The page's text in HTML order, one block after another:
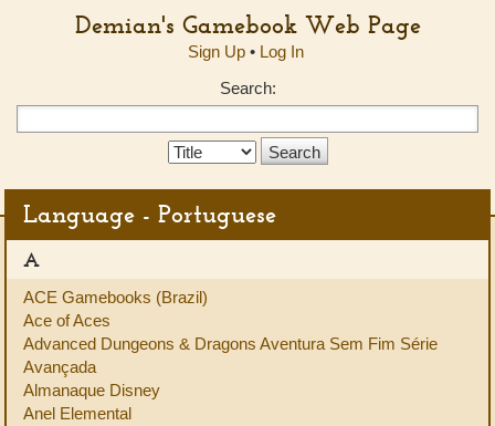
Demian's Gamebook Web Page
Sign Up• Log In
Search:
Search
Language - Portuguese
A
ACE Gamebooks (Brazil)
Ace of Aces
Advanced Dungeons & Dragons Aventura Sem Fim Série
Avançada
Almanaque Disney
Anel Elemental